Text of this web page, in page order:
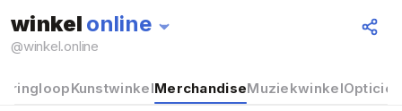
winkel online
@winkel.online
KringloopKunstwinkelMerchandiseMuziekwinkelOpticien